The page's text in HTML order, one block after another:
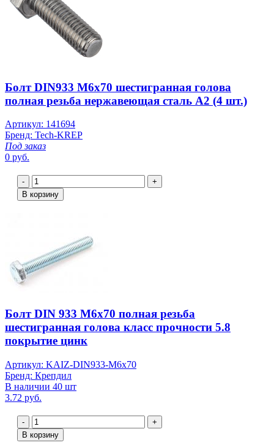
Болт DIN933 М6х70 шестигранная голова
полная резьба нержавеющая сталь А2 (4 шт.)
Артикул: 141694
Бренд: Tech-KREP
Под заказ
0 руб.
-
+
В корзину
Болт DIN 933 М6х70 полная резьба
шестигранная голова класс прочности 5.8
покрытие цинк
Артикул: KAIZ-DIN933-M6x70
Бренд: Крепдил
В наличии 40 шт
3.72 руб.
-
+
В корзину